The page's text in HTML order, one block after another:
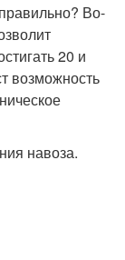
Во-
20 и
возможность
навоза.